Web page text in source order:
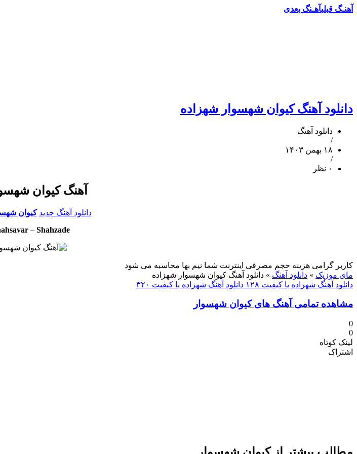
آهنـگ قبلیآهـنگ بعدی
دانلود آهنگ کیوان شهسوار شهزاده
دانلود آهنگ
/
۱۸ بهمن ۱۴۰۳
/
۰ نظر
آهنگ کیوان
دانلود آهنگ جدید کیوان
– Shahzade
کاربر گرامی هزینه حجم مصرفی اینترنت شما نیم بها محاسبه می شود
مای موزیک » دانلود آهنگ » دانلود آهنگ کیوان شهسوار شهزاده
دانلود آهنگ شهزاده با کیفیت ۱۲۸
دانلود آهنگ شهزاده با کیفیت ۳۲۰
مشاهده تمامی آهنگ های کیوان شهسوار
0
0
لینک کوتاه
اشتراک